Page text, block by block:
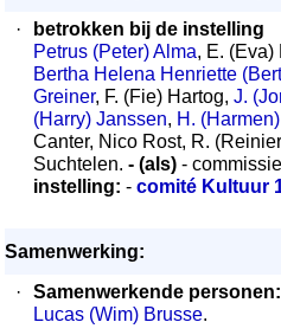
·
betrokken bij de instelling
Petrus (Peter) Alma, E. (Eva)
Bertha Helena Henriette
Greiner, F. (Fie) Hartog, J.
(Harry) Janssen, H.
Canter, Nico Rost, R.
Suchtelen. - (als) -
instelling: - comité Kultuur
Samenwerking:
·
Samenwerkende personen:
Lucas (Wim) Brusse.